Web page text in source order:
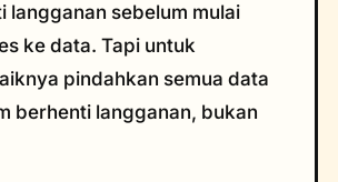
langganan sebelum mulai
ke data. Tapi untuk
pindahkan semua data
berhenti langganan, bukan